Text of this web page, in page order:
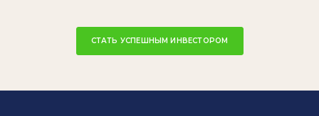
СТАТЬ УСПЕШНЫМ ИНВЕСТОРОМ